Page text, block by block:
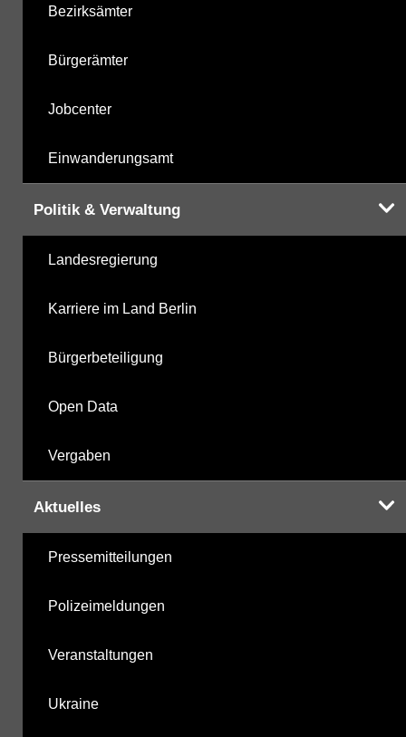
Bezirksämter
Bürgerämter
Jobcenter
Einwanderungsamt
Politik & Verwaltung
Landesregierung
Karriere im Land Berlin
Bürgerbeteiligung
Open Data
Vergaben
Aktuelles
Pressemitteilungen
Polizeimeldungen
Veranstaltungen
Ukraine